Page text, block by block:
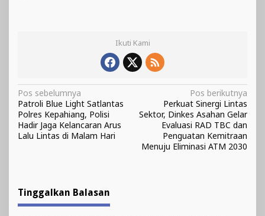
Ikuti Kami
Navigasi
pos
Pos sebelumnya
Patroli Blue Light Satlantas
Polres Kepahiang, Polisi
Hadir Jaga Kelancaran Arus
Lalu Lintas di Malam Hari
Pos berikutnya
Perkuat Sinergi Lintas
Sektor, Dinkes Asahan Gelar
Evaluasi RAD TBC dan
Penguatan Kemitraan
Menuju Eliminasi ATM 2030
Tinggalkan Balasan